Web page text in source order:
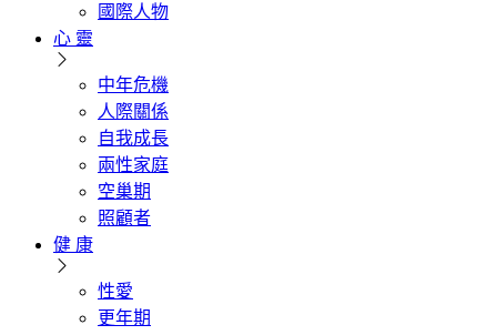
國際人物
心 靈
中年危機
人際關係
自我成長
兩性家庭
空巢期
照顧者
健 康
性愛
更年期